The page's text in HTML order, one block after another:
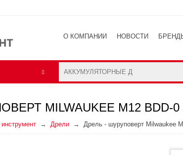
О КОМПАНИИ НОВОСТИ
MILWAUKEE M12 BDD-0
Дрели Дрель - шуруповерт Milwaukee